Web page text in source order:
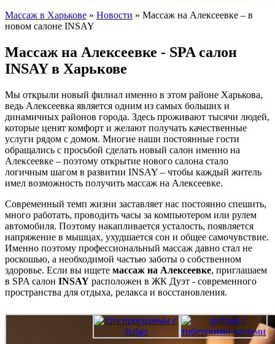
Массаж в Харькове » Новости » Массаж на Алексеевке – в
новом салоне INSAY
Массаж на Алексеевке - SPA салон
INSAY в Харькове
Мы открыли новый филиал именно в этом районе Харькова,
ведь Алексеевка является одним из самых больших и
динамичных районов города. Здесь проживают тысячи людей,
которые ценят комфорт и желают получать качественные
услуги рядом с домом. Многие наши постоянные гости
обращались с просьбой сделать новый салон именно на
Алексеевке – поэтому открытие нового салона стало
логичным шагом в развитии INSAY – чтобы каждый житель
имел возможность получить массаж на Алексеевке.
Современный темп жизни заставляет нас постоянно спешить,
много работать, проводить часы за компьютером или рулем
автомобиля. Поэтому накапливается усталость, появляется
напряжение в мышцах, ухудшается сон и общее самочувствие.
Именно поэтому профессиональный массаж давно стал не
роскошью, а необходимой частью заботы о собственном
здоровье. Если вы ищете массаж на Алексеевке, приглашаем
в SPA салон INSAY расположен в ЖК Дуэт - современного
пространства для отдыха, релакса и восстановления.